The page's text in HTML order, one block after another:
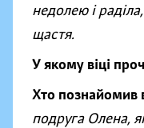
недолею і
щастя.
У якому віці
Хто познайомив
подруга Олена,